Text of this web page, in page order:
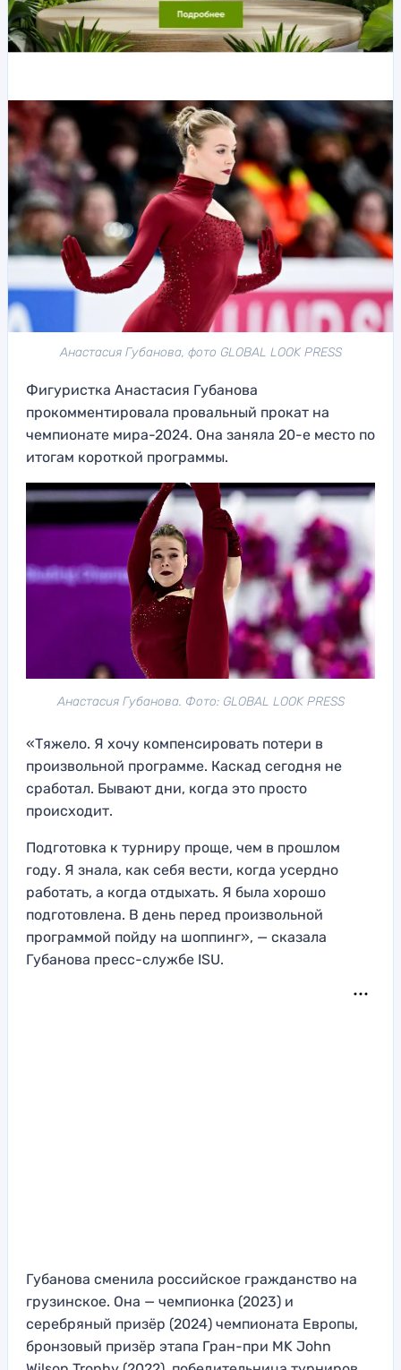
Анастасия Губанова, фото GLOBAL LOOK PRESS
Фигуристка Анастасия Губанова
прокомментировала провальный прокат на
чемпионате мира-2024. Она заняла 20-е место по
итогам короткой программы.
Анастасия Губанова. Фото: GLOBAL LOOK PRESS
«Тяжело. Я хочу компенсировать потери в
произвольной программе. Каскад сегодня не
сработал. Бывают дни, когда это просто
происходит.
Подготовка к турниру проще, чем в прошлом
году. Я знала, как себя вести, когда усердно
работать, а когда отдыхать. Я была хорошо
подготовлена. В день перед произвольной
программой пойду на шоппинг», — сказала
Губанова пресс-службе ISU.
Губанова сменила российское гражданство на
грузинское. Она — чемпионка (2023) и
серебряный призёр (2024) чемпионата Европы,
бронзовый призёр этапа Гран-при MK John